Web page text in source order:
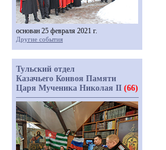
основан 25 февраля 2021 г.
Другие события
Тульский отдел
Казачьего Конвоя Памяти
Царя Мученика Николая II (66)